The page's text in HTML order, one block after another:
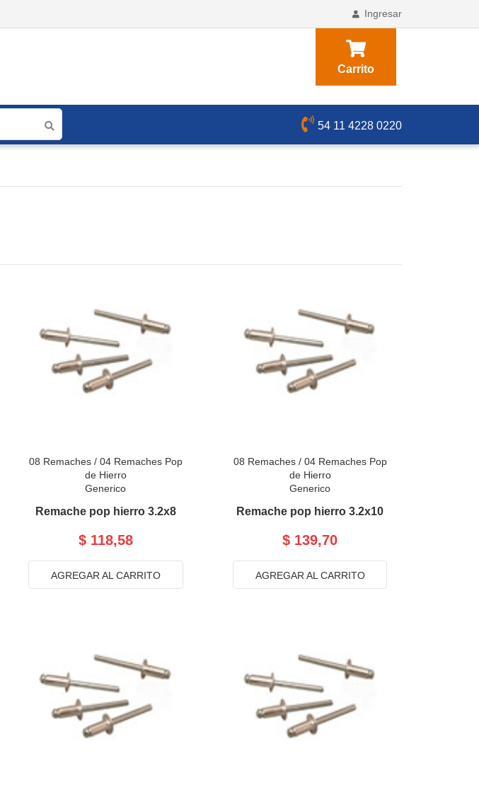
Ingresar
Carrito
54 11 4228 0220
08 Remaches/ 04 Remaches Pop
de Hierro
Generico
Remache pop hierro 3.2x8
$ 118,58
AGREGAR AL CARRITO
08 Remaches/ 04 Remaches Pop
de Hierro
Generico
Remache pop hierro 3.2x10
$ 139,70
AGREGAR AL CARRITO